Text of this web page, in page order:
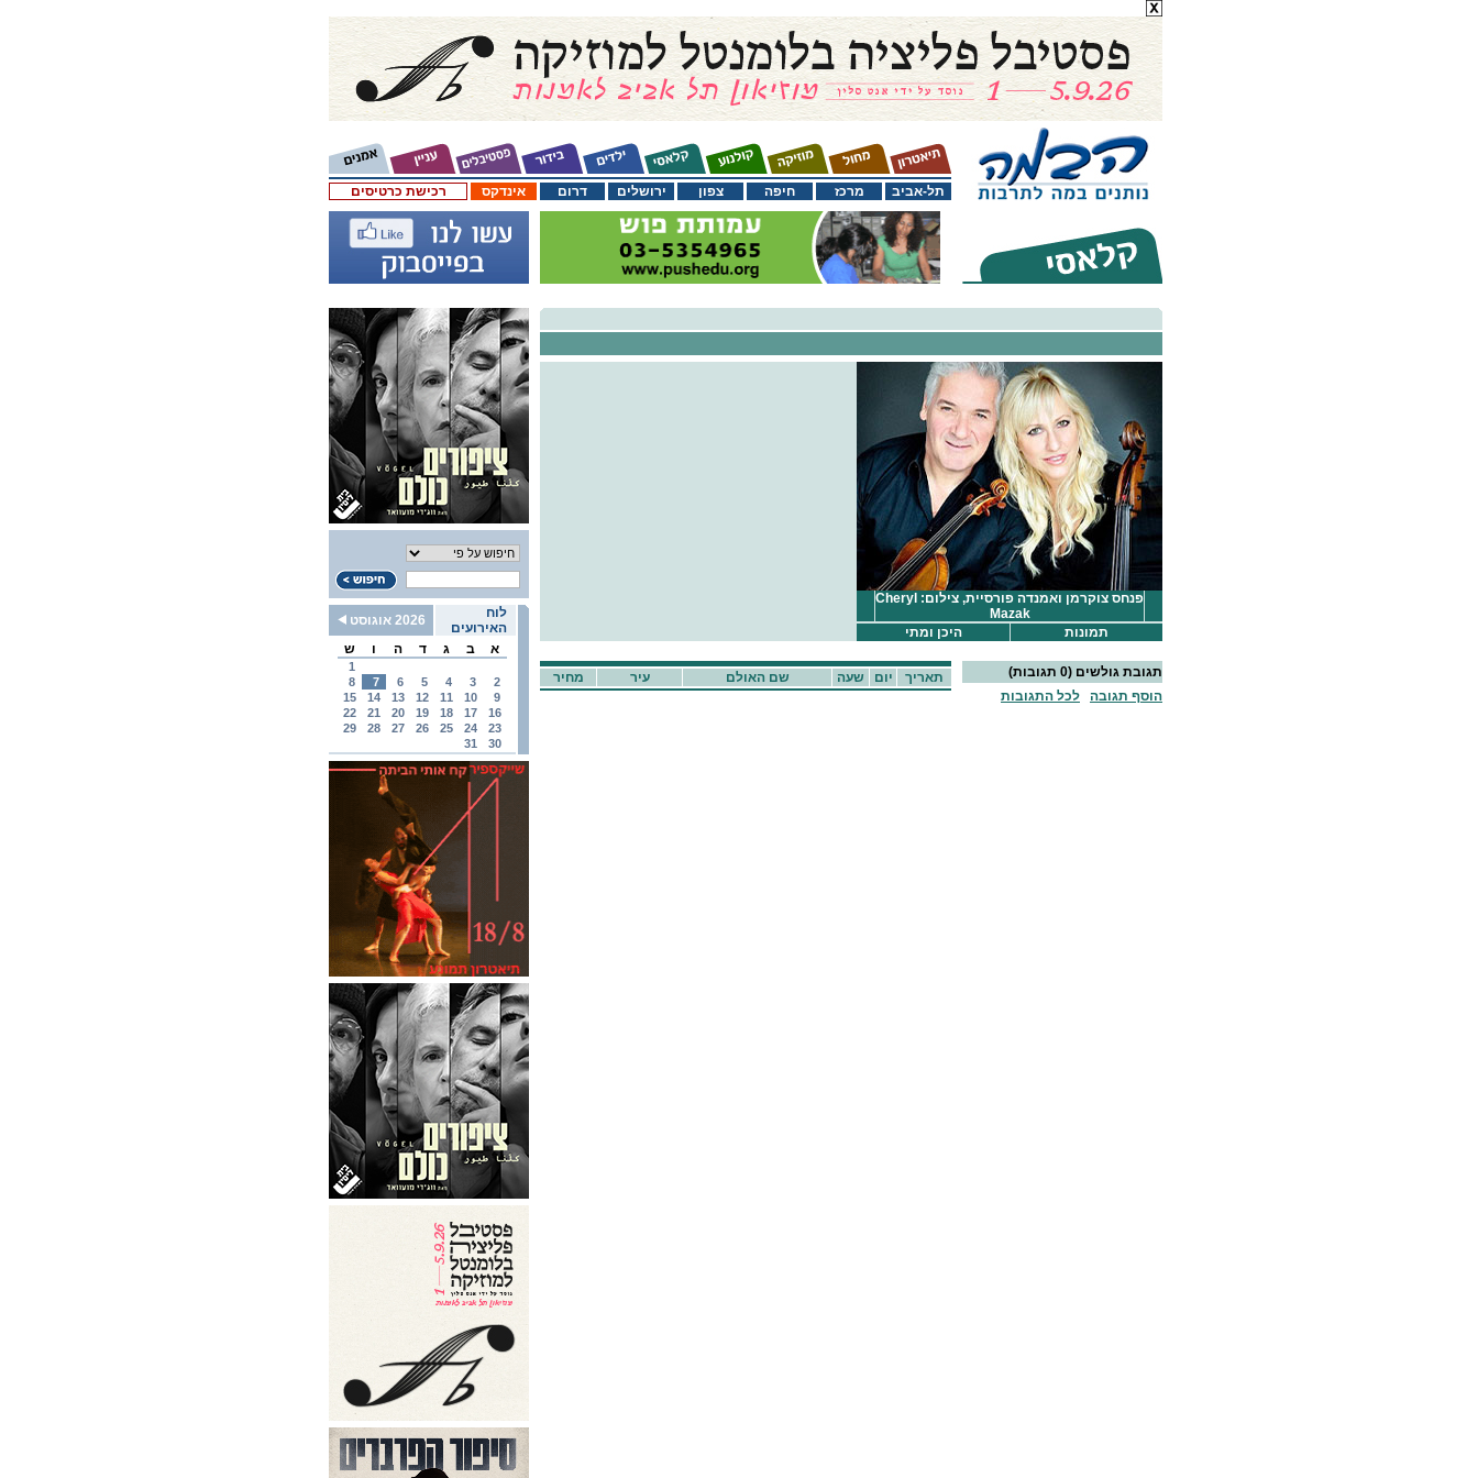
רכישת כרטיסים אינדקס דרום ירושלים צפון חיפה מרכז תל-אביב
לוח
האירועים
2026 אוגוסט
א
ב ג ד ה ו ש
1
2
3
4
5
6
7
8
9
10
11
12
13
14
15
16
17
18
19
20
21
22
23
24
25
26
27
28
29
30
31
פנחס צוקרמן ואמנדה פורסיית, צילום: Cheryl
Mazak
תמונות
היכן ומתי
מחיר עיר שם האולם שעה יום תאריך תגובת גולשים (0 תגובות)
הוסף תגובה
לכל התגובות